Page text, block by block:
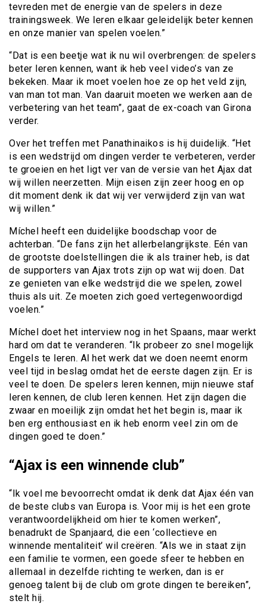
tevreden met de energie van de spelers in deze
trainingsweek. We leren elkaar geleidelijk beter kennen
en onze manier van spelen voelen.”
“Dat is een beetje wat ik nu wil overbrengen: de spelers
beter leren kennen, want ik heb veel video’s van ze
bekeken. Maar ik moet voelen hoe ze op het veld zijn,
van man tot man. Van daaruit moeten we werken aan de
verbetering van het team”, gaat de ex-coach van Girona
verder.
Over het treffen met Panathinaikos is hij duidelijk. “Het
is een wedstrijd om dingen verder te verbeteren, verder
te groeien en het ligt ver van de versie van het Ajax dat
wij willen neerzetten. Mijn eisen zijn zeer hoog en op
dit moment denk ik dat wij ver verwijderd zijn van wat
wij willen.”
Míchel heeft een duidelijke boodschap voor de
achterban. “De fans zijn het allerbelangrijkste. Eén van
de grootste doelstellingen die ik als trainer heb, is dat
de supporters van Ajax trots zijn op wat wij doen. Dat
ze genieten van elke wedstrijd die we spelen, zowel
thuis als uit. Ze moeten zich goed vertegenwoordigd
voelen.”
Míchel doet het interview nog in het Spaans, maar werkt
hard om dat te veranderen. “Ik probeer zo snel mogelijk
Engels te leren. Al het werk dat we doen neemt enorm
veel tijd in beslag omdat het de eerste dagen zijn. Er is
veel te doen. De spelers leren kennen, mijn nieuwe staf
leren kennen, de club leren kennen. Het zijn dagen die
zwaar en moeilijk zijn omdat het het begin is, maar ik
ben erg enthousiast en ik heb enorm veel zin om de
dingen goed te doen.”
“Ajax is een winnende club”
“Ik voel me bevoorrecht omdat ik denk dat Ajax één van
de beste clubs van Europa is. Voor mij is het een grote
verantwoordelijkheid om hier te komen werken”,
benadrukt de Spanjaard, die een ‘collectieve en
winnende mentaliteit’ wil creëren. “Als we in staat zijn
een familie te vormen, een goede sfeer te hebben en
allemaal in dezelfde richting te werken, dan is er
genoeg talent bij de club om grote dingen te bereiken”,
stelt hij.